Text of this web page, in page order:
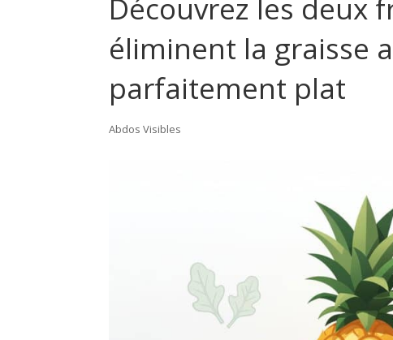
Découvrez les deux
éliminent la graisse
parfaitement plat
Abdos Visibles